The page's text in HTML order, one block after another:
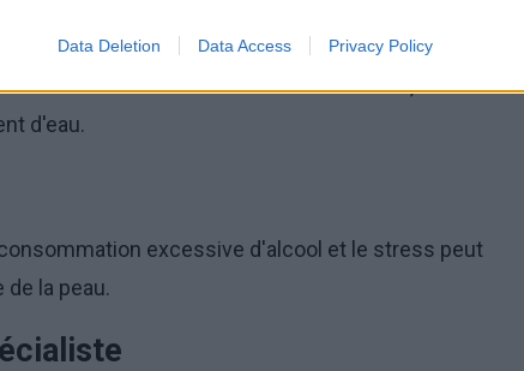
Data Deletion Data Access Privacy Policy
minéraux et en antioxydants, peut faire une
de veiller à consommer des fruits, des
d'eau.
excessive d'alcool et le stress peut
la peau.